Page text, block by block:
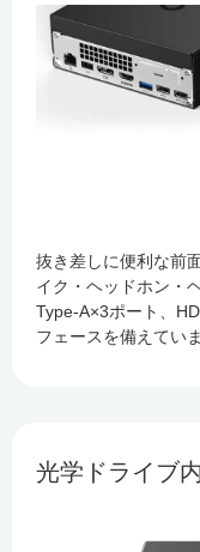
抜き差しに便利な前
イク・ヘッドホン・
Type-A×3ポート、
フェースを備えていま
光学ドライブ